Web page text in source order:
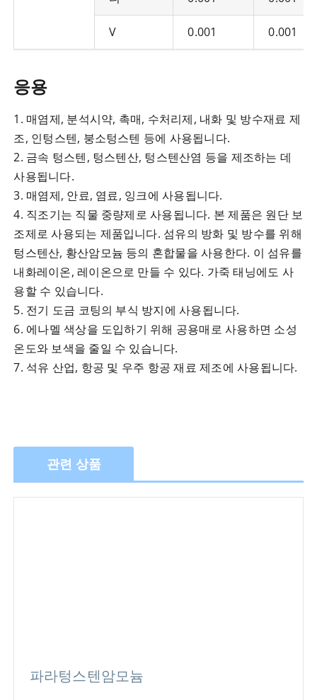
V 0.001 0.001
응용
1. 매염제, 분석시약, 촉매, 수처리제, 내화 및 방수재료 제
조, 인텅스텐, 붕소텅스텐 등에 사용됩니다.
2. 금속 텅스텐, 텅스텐산, 텅스텐산염 등을 제조하는 데
사용됩니다.
3. 매염제, 안료, 염료, 잉크에 사용됩니다.
4. 직조기는 직물 중량제로 사용됩니다. 본 제품은 원단 보
조제로 사용되는 제품입니다. 섬유의 방화 및 방수를 위해
텅스텐산, 황산암모늄 등의 혼합물을 사용한다. 이 섬유를
내화레이온, 레이온으로 만들 수 있다. 가죽 태닝에도 사
용할 수 있습니다.
5. 전기 도금 코팅의 부식 방지에 사용됩니다.
6. 에나멜 색상을 도입하기 위해 공용매로 사용하면 소성
온도와 보색을 줄일 수 있습니다.
7. 석유 산업, 항공 및 우주 항공 재료 제조에 사용됩니다.
관련 상품
파라텅스텐암모늄